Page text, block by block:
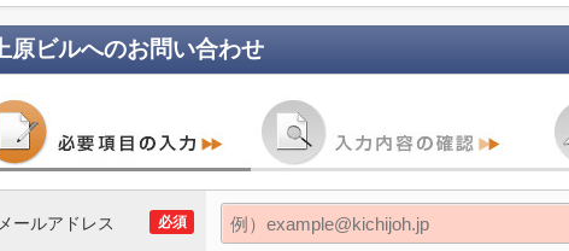
上原ビルへのお問い合わせ
必須
メールアドレス